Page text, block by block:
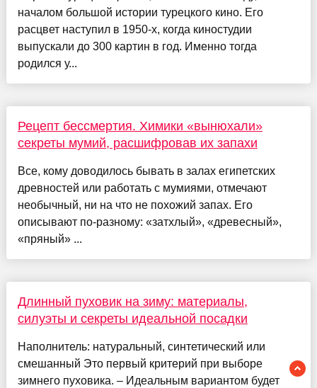
началом большой истории турецкого кино. Его
расцвет наступил в 1950-х, когда киностудии
выпускали до 300 картин в год. Именно тогда
родился у...
Рецепт бессмертия. Химики «вынюхали»
секреты мумий, расшифровав их запахи
Все, кому доводилось бывать в залах египетских
древностей или работать с мумиями, отмечают
необычный, ни на что не похожий запах. Его
описывают по-разному: «затхлый», «древесный»,
«пряный» ...
Длинный пуховик на зиму: материалы,
силуэты и секреты идеальной посадки
Наполнитель: натуральный, синтетический или
смешанный Это первый критерий при выборе
зимнего пуховика. – Идеальным вариантом будет